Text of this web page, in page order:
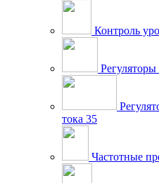
Контроль
тока 35
Частотные